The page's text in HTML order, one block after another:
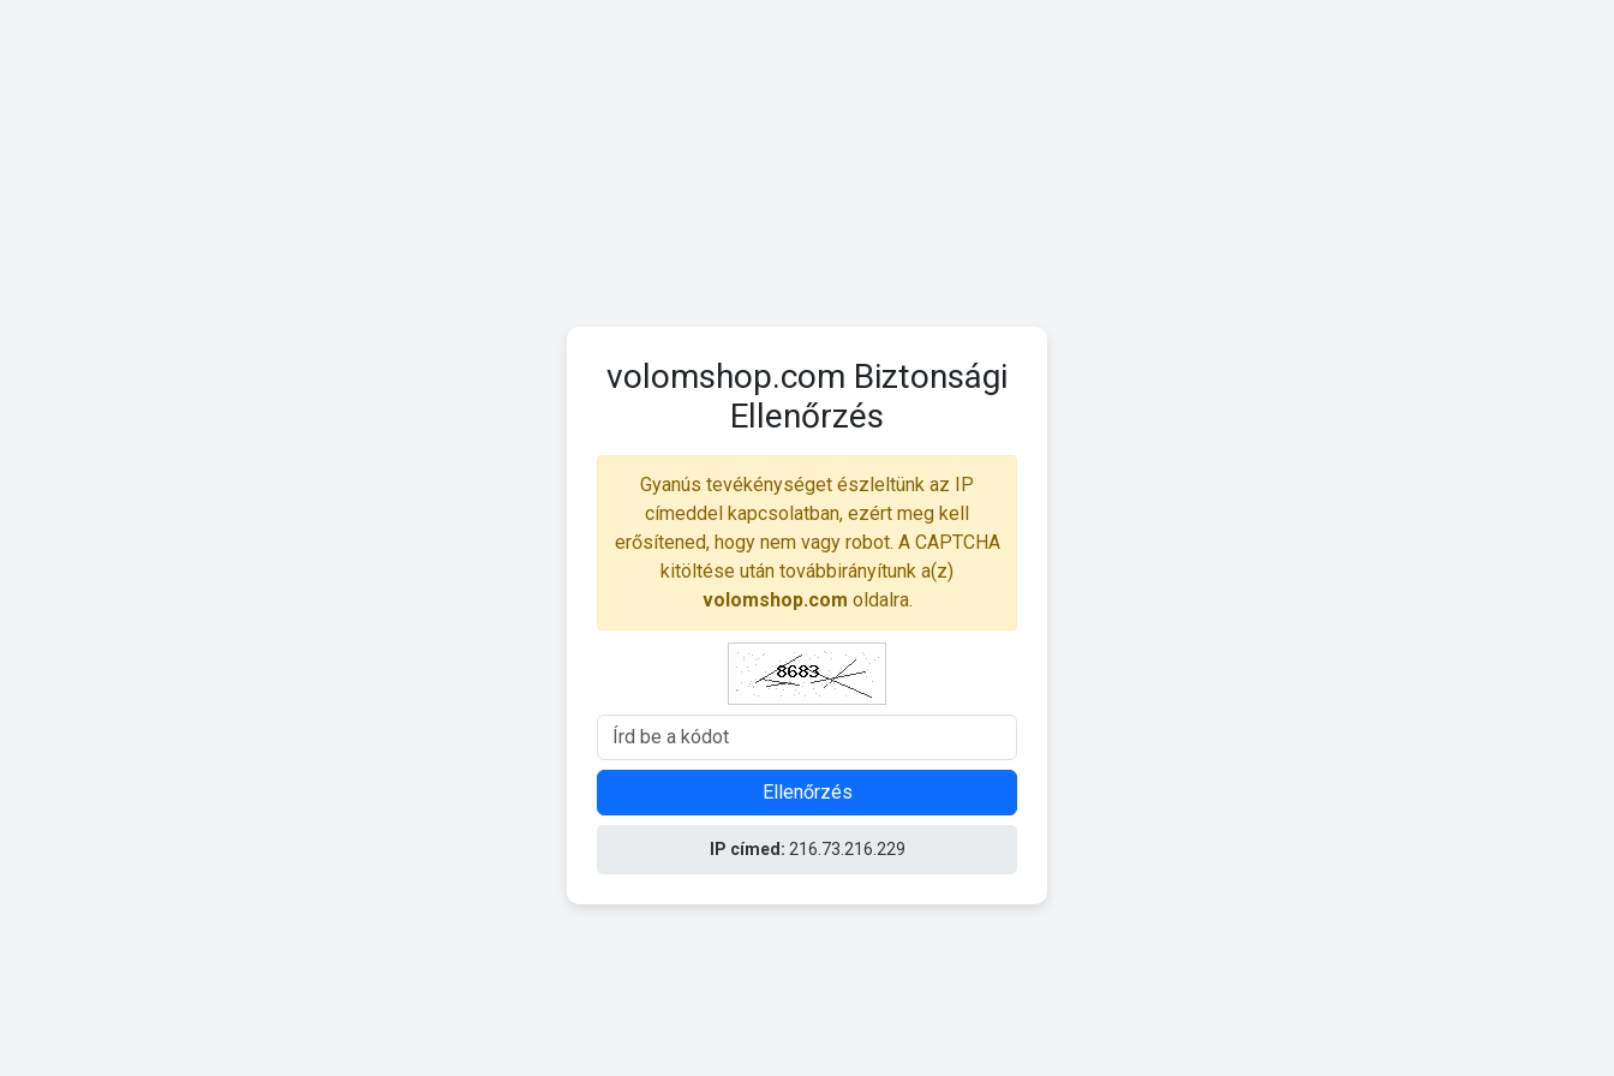
volomshop.com Biztonsági
Ellenőrzés
Gyanús tevékénységet észleltünk az IP
címeddel kapcsolatban, ezért meg kell
erősítened, hogy nem vagy robot. A CAPTCHA
kitöltése után továbbirányítunk a(z)
volomshop.com oldalra.
Ellenőrzés
IP címed: 216.73.216.229